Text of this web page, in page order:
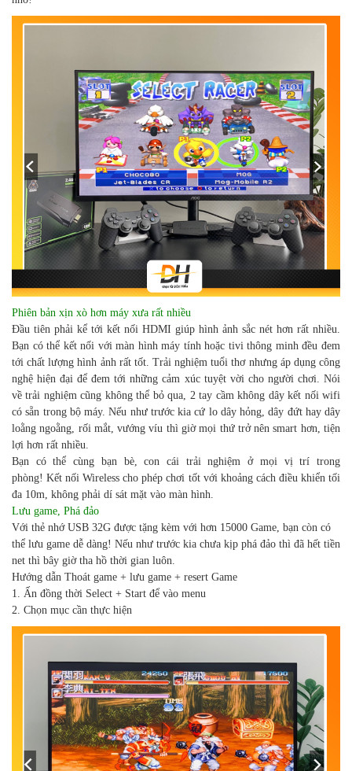
Phiên bản xịn xò hơn máy xưa rất nhiều
Đầu tiên phải kể tới kết nối HDMI giúp hình ảnh sắc nét hơn rất nhiều.
Bạn có thể kết nối với màn hình máy tính hoặc tivi thông minh đều đem
tới chất lượng hình ảnh rất tốt. Trải nghiệm tuổi thơ nhưng áp dụng công
nghệ hiện đại để đem tới những cảm xúc tuyệt vời cho người chơi. Nói
về trải nghiệm cũng không thể bỏ qua, 2 tay cầm không dây kết nối wifi
có sẵn trong bộ máy. Nếu như trước kia cứ lo dây hỏng, dây đứt hay dây
loằng ngoằng, rối mắt, vướng víu thì giờ mọi thứ trở nên smart hơn, tiện
lợi hơn rất nhiều.
Bạn có thể cùng bạn bè, con cái trải nghiệm ở mọi vị trí trong
phòng! Kết nối Wireless cho phép chơi tốt với khoảng cách điều khiển tối
đa 10m, không phải dí sát mặt vào màn hình.
Lưu game, Phá đảo
Với thẻ nhớ USB 32G được tặng kèm với hơn 15000 Game, bạn còn có
thể lưu game dễ dàng! Nếu như trước kia chưa kịp phá đảo thì đã hết tiền
net thì bây giờ tha hồ thời gian luôn.
Hướng dẫn Thoát game + lưu game + resert Game
1. Ấn đồng thời Select + Start để vào menu
2. Chọn mục cần thực hiện